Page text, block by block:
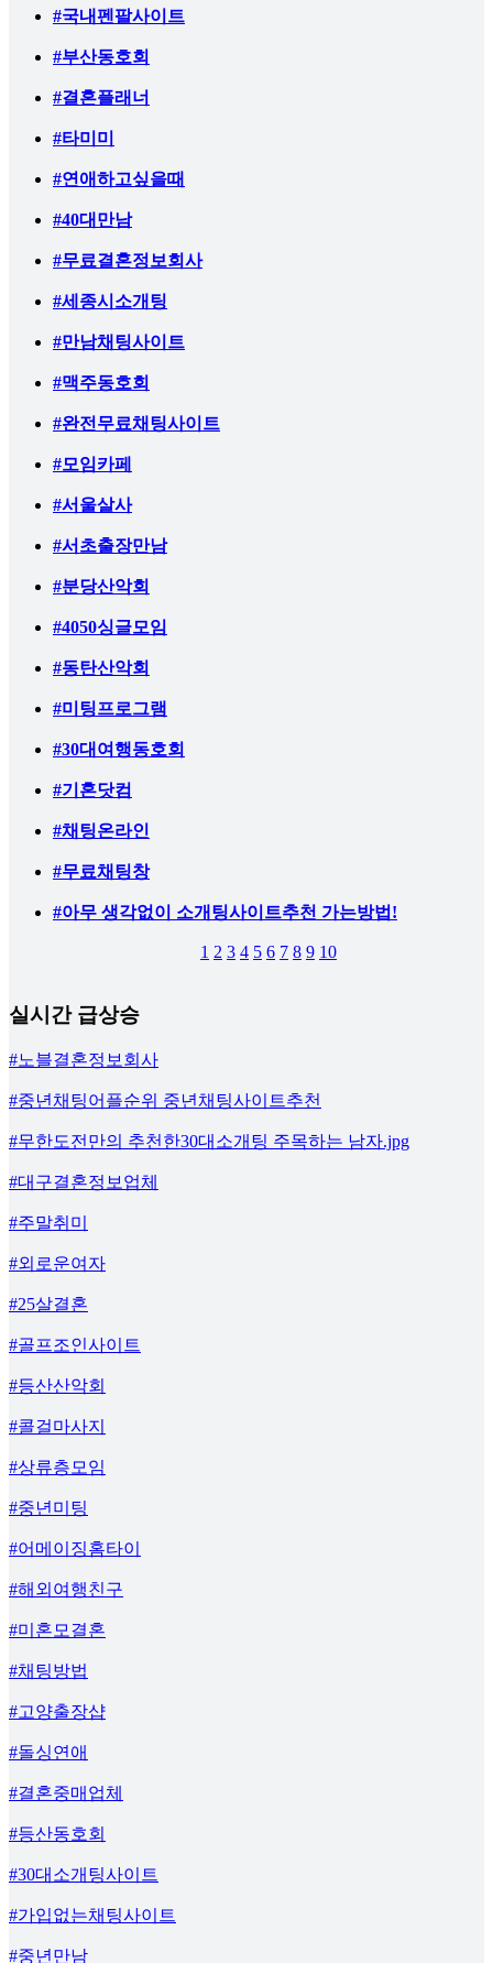
#국내펜팔사이트
#부산동호회
#결혼플래너
#타미미
#연애하고싶을때
#40대만남
#무료결혼정보회사
#세종시소개팅
#만남채팅사이트
#맥주동호회
#완전무료채팅사이트
#모임카페
#서울살사
#서초출장만남
#분당산악회
#4050싱글모임
#동탄산악회
#미팅프로그램
#30대여행동호회
#기혼닷컴
#채팅온라인
#무료채팅창
#아무 생각없이 소개팅사이트추천 가는방법!
1 2 3 4 5 6 7 8 9 10
실시간 급상승
#노블결혼정보회사
#중년채팅어플순위 중년채팅사이트추천
#무한도전만의 추천한30대소개팅 주목하는 남자.jpg
#대구결혼정보업체
#주말취미
#외로운여자
#25살결혼
#골프조인사이트
#등산산악회
#콜걸마사지
#상류층모임
#중년미팅
#어메이징홈타이
#해외여행친구
#미혼모결혼
#채팅방법
#고양출장샵
#돌싱연애
#결혼중매업체
#등산동호회
#30대소개팅사이트
#가입없는채팅사이트
#중년만남